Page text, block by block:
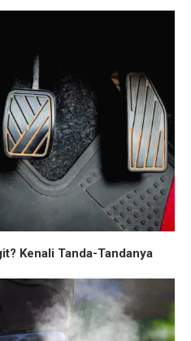
Kenali Tanda-Tandanya